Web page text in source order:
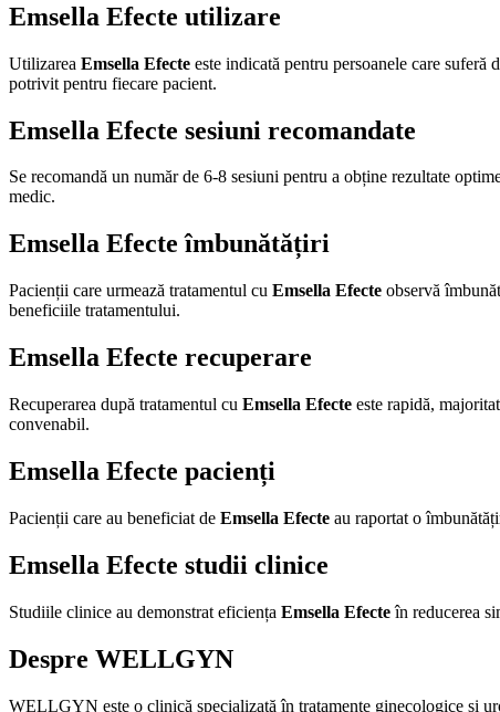
Emsella Efecte utilizare
Utilizarea Emsella Efecte este indicată pentru persoanele care
potrivit pentru fiecare pacient.
Emsella Efecte sesiuni recomandate
Se recomandă un număr de 6-8 sesiuni pentru a obține rezultate
medic.
Emsella Efecte îmbunătățiri
Pacienții care urmează tratamentul cu Emsella Efecte observă
beneficiile tratamentului.
Emsella Efecte recuperare
Recuperarea după tratamentul cu Emsella Efecte este rapidă,
convenabil.
Emsella Efecte pacienți
Pacienții care au beneficiat de Emsella Efecte au raportat o
Emsella Efecte studii clinice
Studiile clinice au demonstrat eficiența Emsella Efecteîn reducerea
Despre WELLGYN
WELLGYN este o clinică specializată în tratamente ginecologice și